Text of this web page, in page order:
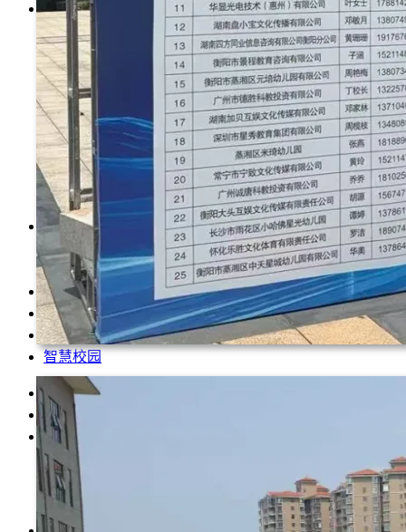
院系设置
计量检测与自动化系
学前教育系
运动与健康管理系
数智技术与传播系
现代服务与管理系
马克思主义学院
公共基础部
美术与艺术设计系
音乐与舞蹈系
招生就业
招生信息网
就业信息网
教育教学
科学研究
党的建设
智慧校园
返回首页
信息公开
领导信箱
书记信箱
院长信箱